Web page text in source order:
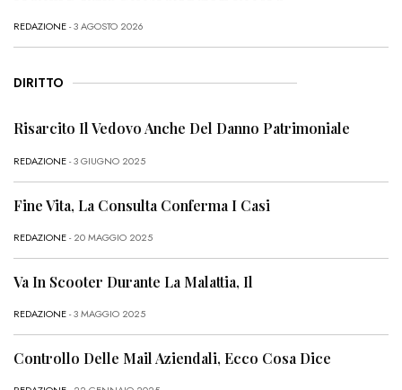
REDAZIONE- 3 AGOSTO 2026
DIRITTO
Risarcito Il Vedovo Anche Del Danno Patrimoniale
REDAZIONE- 3 GIUGNO 2025
Fine Vita, La Consulta Conferma I Casi
REDAZIONE- 20 MAGGIO 2025
Va In Scooter Durante La Malattia, Il
REDAZIONE- 3 MAGGIO 2025
Controllo Delle Mail Aziendali, Ecco Cosa Dice